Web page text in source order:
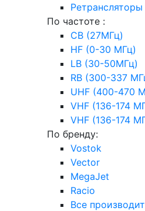
Ретрансляторы
По частоте :
CB (27МГц)
HF (0-30 МГц)
LB (30-50МГц)
RB (300-337
UHF (400-470
VHF (136-174
VHF (136-174
По бренду:
Vostok
Vector
MegaJet
Racio
Все